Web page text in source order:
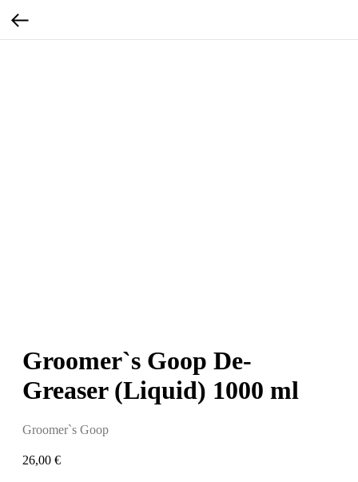
Groomer`s Goop De-
Greaser (Liquid) 1000 ml
Groomer`s Goop
26,00 €